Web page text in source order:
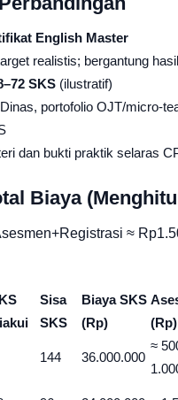
English Master
realistis; bergantung
SKS (ilustratif)
portofolio OJT/micro-
dan bukti praktik selaras
Biaya
≈
Sisa
SKS
Biaya SKS
(Rp)
(Rp)
144 36.000.000
≈